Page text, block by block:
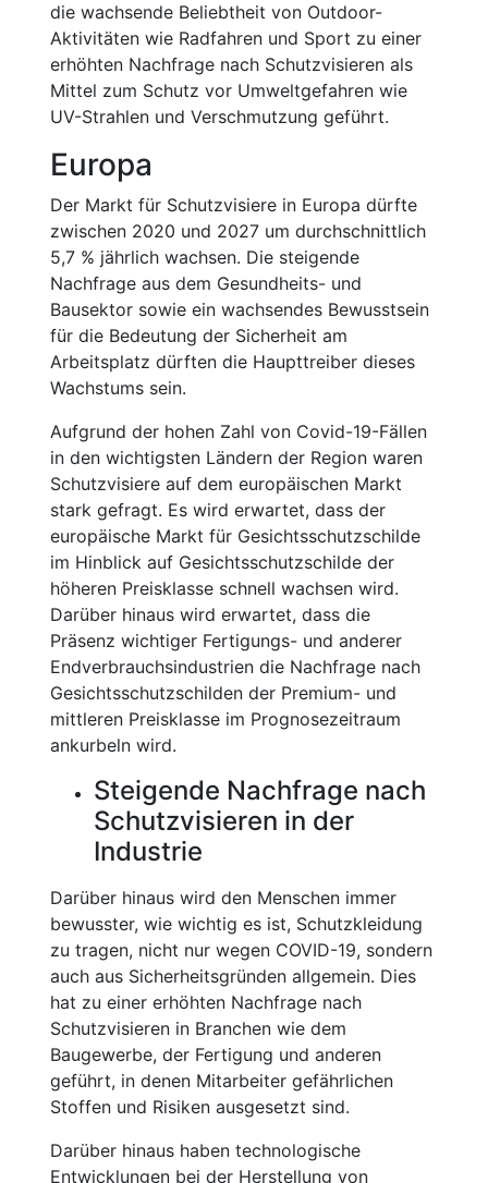
die wachsende Beliebtheit von Outdoor-
Aktivitäten wie Radfahren und Sport zu einer
erhöhten Nachfrage nach Schutzvisieren als
Mittel zum Schutz vor Umweltgefahren wie
UV-Strahlen und Verschmutzung geführt.
Europa
Der Markt für Schutzvisiere in Europa dürfte
zwischen 2020 und 2027 um durchschnittlich
5,7 % jährlich wachsen. Die steigende
Nachfrage aus dem Gesundheits- und
Bausektor sowie ein wachsendes Bewusstsein
für die Bedeutung der Sicherheit am
Arbeitsplatz dürften die Haupttreiber dieses
Wachstums sein.
Aufgrund der hohen Zahl von Covid-19-Fällen
in den wichtigsten Ländern der Region waren
Schutzvisiere auf dem europäischen Markt
stark gefragt. Es wird erwartet, dass der
europäische Markt für Gesichtsschutzschilde
im Hinblick auf Gesichtsschutzschilde der
höheren Preisklasse schnell wachsen wird.
Darüber hinaus wird erwartet, dass die
Präsenz wichtiger Fertigungs- und anderer
Endverbrauchsindustrien die Nachfrage nach
Gesichtsschutzschilden der Premium- und
mittleren Preisklasse im Prognosezeitraum
ankurbeln wird.
Steigende Nachfrage nach
Schutzvisieren in der
Industrie
Darüber hinaus wird den Menschen immer
bewusster, wie wichtig es ist, Schutzkleidung
zu tragen, nicht nur wegen COVID-19, sondern
auch aus Sicherheitsgründen allgemein. Dies
hat zu einer erhöhten Nachfrage nach
Schutzvisieren in Branchen wie dem
Baugewerbe, der Fertigung und anderen
geführt, in denen Mitarbeiter gefährlichen
Stoffen und Risiken ausgesetzt sind.
Darüber hinaus haben technologische
Entwicklungen bei der Herstellung von